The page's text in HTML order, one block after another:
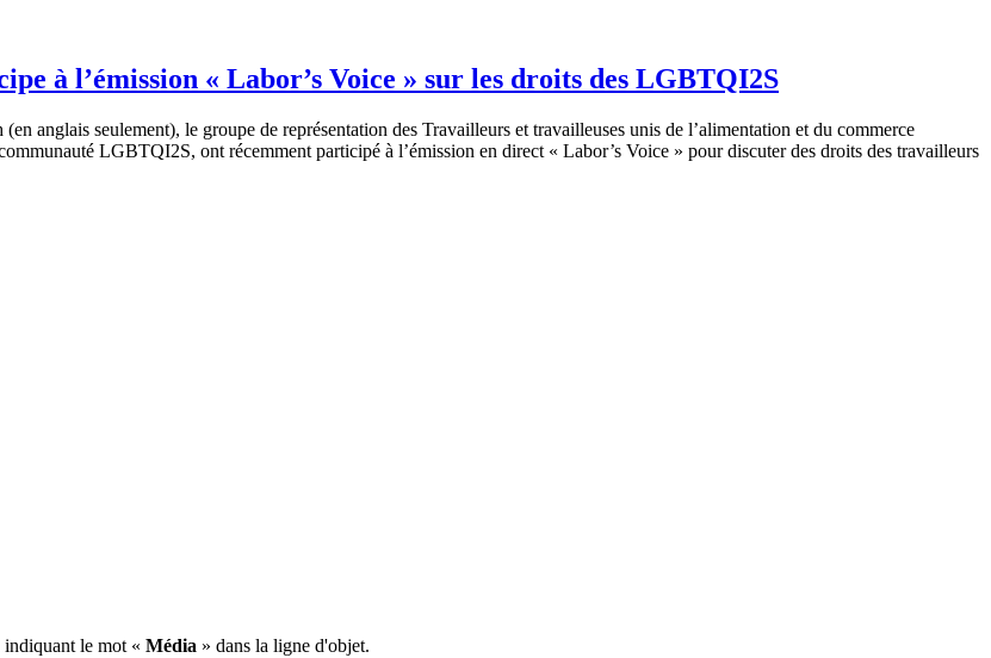
à l’émission « Labor’s Voice » sur les droits des LGBTQI2S
anglais seulement), le groupe de représentation des Travailleurs et travailleuses unis de l’alimentation et du commerce
LGBTQI2S, ont récemment participé à l’émission en direct « Labor’s Voice » pour discuter des droits des travailleurs
indiquant le mot « Média » dans la ligne d'objet.